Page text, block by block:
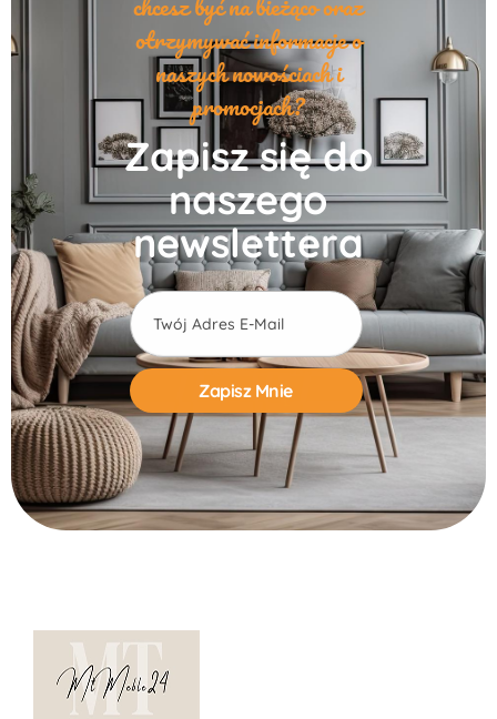
otrzymywać informacje o
naszych nowościach i
promocjach?
Zapisz się do
naszego
newslettera
Alternative: